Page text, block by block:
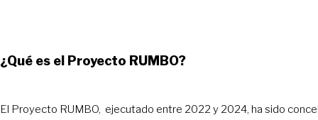
¿Qué es el Proyecto RUMBO?
El Proyecto RUMBO, ejecutado entre 2022 y 2024, ha sido